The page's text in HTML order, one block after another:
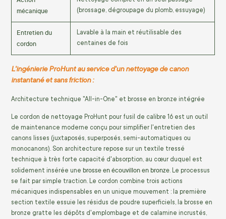
mécanique
(brossage, dégroupage du plomb, essuyage)
Entretien du
cordon
Lavable à la main et réutilisable des
centaines de fois
L'ingénierie ProHunt au service d'un nettoyage de canon
instantané et sans friction :
Architecture technique "All-in-One" et brosse en bronze intégrée
Le cordon de nettoyage ProHunt pour fusil de calibre 16 est un outil
de maintenance moderne conçu pour simplifier l'entretien des
canons lisses (juxtaposés, superposés, semi-automatiques ou
monocanons). Son architecture repose sur un textile tressé
technique à très forte capacité d'absorption, au cœur duquel est
solidement insérée une brosse en écouvillon en bronze . Le processus
se fait par simple traction. Le cordon combine trois actions
mécaniques indispensables en un unique mouvement : la première
section textile essuie les résidus de poudre superficiels, la brosse en
bronze gratte les dépôts d'emplombage et de calamine incrustés,